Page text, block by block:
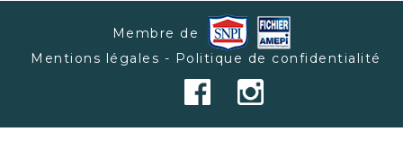
Membre de
Mentions légales - Politique de confidentialité